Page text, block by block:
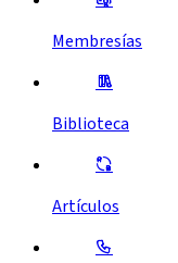
Membresías
Biblioteca
Artículos